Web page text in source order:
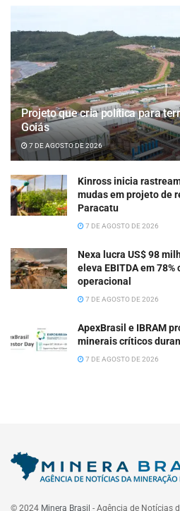
Projeto que cria política para
Goiás
7 DE AGOSTO DE 2026
Kinross inicia
mudas em projeto de
Paracatu
7 DE AGOSTO DE 2026
Nexa lucra US$ 98
eleva EBITDA em
operacional
7 DE AGOSTO DE 2026
ApexBrasil e IBRAM
minerais críticos
7 DE AGOSTO DE 2026
© 2024 Minera Brasil - Agência de Notícias